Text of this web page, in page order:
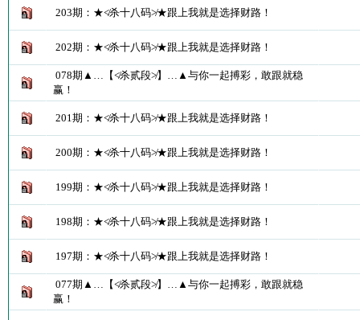
203期：★≮杀十八码≯★跟上我就是选择财路！
202期：★≮杀十八码≯★跟上我就是选择财路！
078期▲…【≮杀贰段≯】…▲与你一起搏彩，敢跟就稳
赢！
201期：★≮杀十八码≯★跟上我就是选择财路！
200期：★≮杀十八码≯★跟上我就是选择财路！
199期：★≮杀十八码≯★跟上我就是选择财路！
198期：★≮杀十八码≯★跟上我就是选择财路！
197期：★≮杀十八码≯★跟上我就是选择财路！
077期▲…【≮杀贰段≯】…▲与你一起搏彩，敢跟就稳
赢！